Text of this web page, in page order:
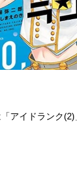
アイドランク